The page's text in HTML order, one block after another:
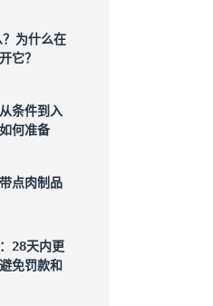
为什么在
它？
条件到入
何准备
点肉制品
28天内更
免罚款和